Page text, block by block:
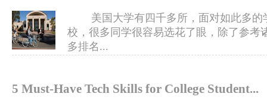
美国大学有四千多所，面对如此多的
校，很多同学很容易选花了眼，除了参考
多排名...
5 Must-Have Tech Skills for College Student...